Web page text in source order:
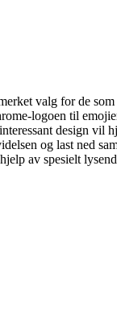
valg for de
logoen til
design vil
og last ned
av spesielt